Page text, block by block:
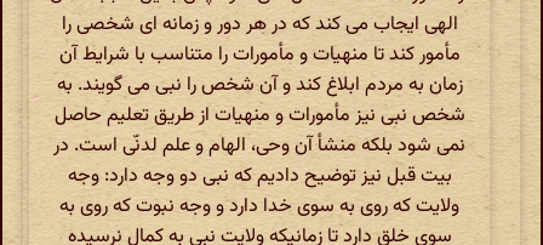
الهی ایجاب می کند که در هر دور و زمانه ای شخصی را
مأمور کند تا منهیات و مأمورات را متناسب با شرایط آن
زمان به مردم ابلاغ کند و آن شخص را نبی می گویند. به
شخص نبی نیز مأمورات و منهیات از طریق تعلیم حاصل
نمی شود بلکه منشأ آن وحی، الهام و علم لدنّی است. در
بیت قبل نیز توضیح دادیم که نبی دو وجه دارد: وجه
ولایت که روی به سوی خدا دارد و وجه نبوت که روی به
سوی خلق دارد تا زمانیکه ولایت نبی به کمال نرسیده